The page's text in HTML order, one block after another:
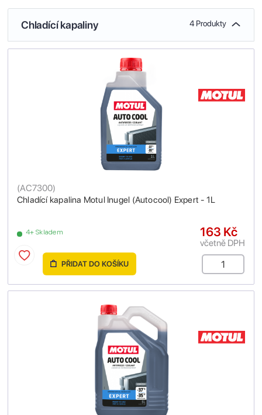
Chladící kapaliny 4 Produkty
Chladící kapalina Motul Inugel (Autocool) Expert - 1L
(AC7300)
4+ Skladem 163 Kč
včetně DPH
PŘIDAT DO KOŠÍKU